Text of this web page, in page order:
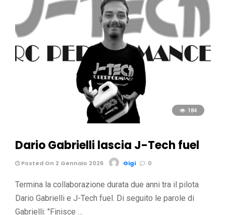
184
Dario Gabrielli lascia J-Tech fuel
Posted On 2 Gennaio 2026 Gigi 0
Termina la collaborazione durata due anni tra il pilota
Dario Gabrielli e J-Tech fuel. Di seguito le parole di
Gabrielli: "Finisce …